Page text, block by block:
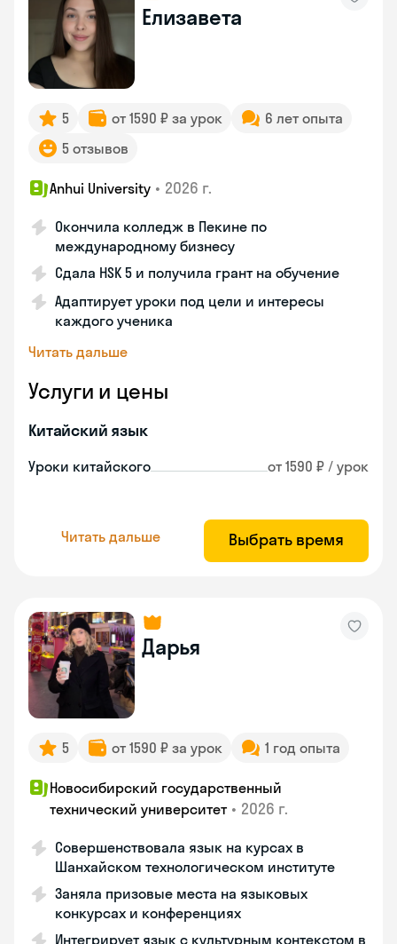
Елизавета
5 от 1590 ₽ за урок
6 лет опыта
5 отзывов
Anhui University • 2026 г.
Окончила колледж в Пекине по
международному бизнесу
Сдала HSK 5 и получила грант на обучение
Адаптирует уроки под цели и интересы
каждого ученика
Читать дальше
Услуги и цены
Китайский язык
Уроки китайского от 1590 ₽ / урок
Читать дальше Выбрать время
Дарья
5 от 1590 ₽ за урок 1 год опыта
Новосибирский государственный
технический университет • 2026 г.
Совершенствовала язык на курсах в
Шанхайском технологическом институте
Заняла призовые места на языковых
конкурсах и конференциях
Интегрирует язык с культурным контекстом в